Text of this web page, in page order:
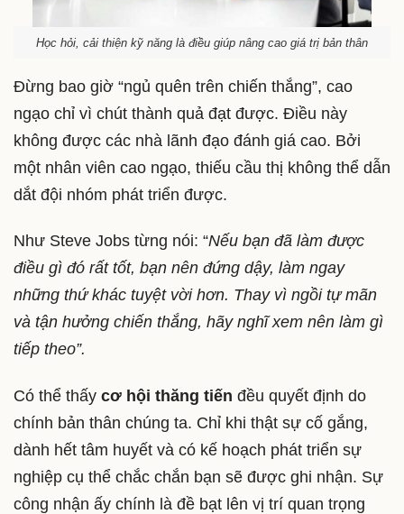
Học hỏi, cải thiện kỹ năng là điều giúp nâng cao giá trị bản thân
Đừng bao giờ “ngủ quên trên chiến thắng”, cao
ngạo chỉ vì chút thành quả đạt được. Điều này
không được các nhà lãnh đạo đánh giá cao. Bởi
một nhân viên cao ngạo, thiếu cầu thị không thể dẫn
dắt đội nhóm phát triển được.
Như Steve Jobs từng nói: “Nếu bạn đã làm được
điều gì đó rất tốt, bạn nên đứng dậy, làm ngay
những thứ khác tuyệt vời hơn. Thay vì ngồi tự mãn
và tận hưởng chiến thắng, hãy nghĩ xem nên làm gì
tiếp theo”.
Có thể thấy cơ hội thăng tiến đều quyết định do
chính bản thân chúng ta. Chỉ khi thật sự cố gắng,
dành hết tâm huyết và có kế hoạch phát triển sự
nghiệp cụ thể chắc chắn bạn sẽ được ghi nhận. Sự
công nhận ấy chính là đề bạt lên vị trí quan trọng